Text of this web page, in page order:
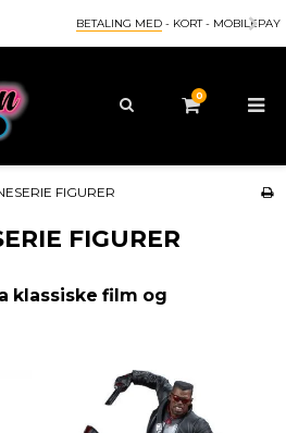
HURTIG
0
FIGURER
FIGURER
klassiske film og